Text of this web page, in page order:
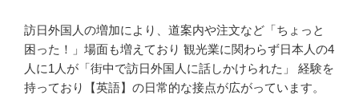
訪日外国人の増加により、道案内や注文など「ちょっと
困った！」場面も増えており 観光業に関わらず日本人の4
人に1人が「街中で訪日外国人に話しかけられた」 経験を
持っており【英語】の日常的な接点が広がっています。